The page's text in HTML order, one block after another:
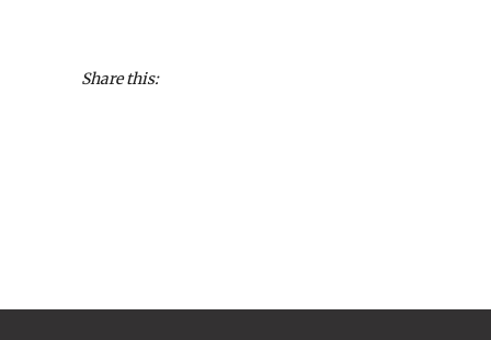
Share this: